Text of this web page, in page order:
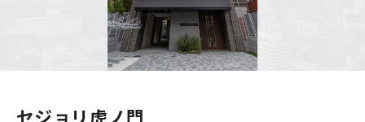
セジョリ虎ノ門